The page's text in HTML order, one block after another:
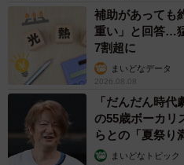
補助があっても
重い」と回答…
7割超に
まいどなデータ
2026.08.08
「だんだん時
の55歳ボーカ
らとの「夏祭り
まいどなトピック